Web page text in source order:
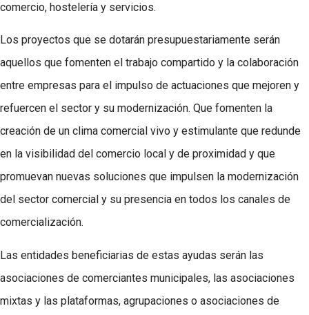
comercio, hostelería y servicios.
Los proyectos que se dotarán presupuestariamente serán
aquellos que fomenten el trabajo compartido y la colaboración
entre empresas para el impulso de actuaciones que mejoren y
refuercen el sector y su modernización. Que fomenten la
creación de un clima comercial vivo y estimulante que redunde
en la visibilidad del comercio local y de proximidad y que
promuevan nuevas soluciones que impulsen la modernización
del sector comercial y su presencia en todos los canales de
comercialización.
Las entidades beneficiarias de estas ayudas serán las
asociaciones de comerciantes municipales, las asociaciones
mixtas y las plataformas, agrupaciones o asociaciones de